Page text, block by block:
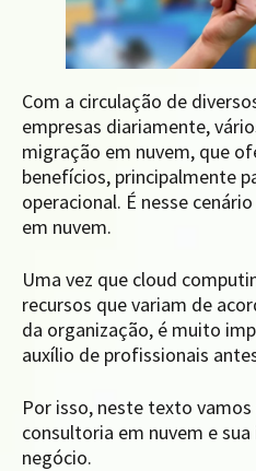
Com a circulação de
empresas diariamente,
migração em nuvem, que
benefícios, principalmente
operacional. É nesse
em nuvem.
Uma vez que cloud
recursos que variam de
da organização, é muito
auxílio de profissionais
Por isso, neste texto
consultoria em nuvem e
negócio.